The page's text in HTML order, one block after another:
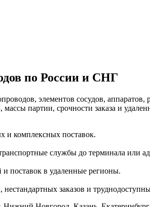
по России и СНГ
элементов сосудов,
партии, срочности заказа и
и комплексных поставок.
службы до терминала или
поставок в удаленные регионы.
заказов и